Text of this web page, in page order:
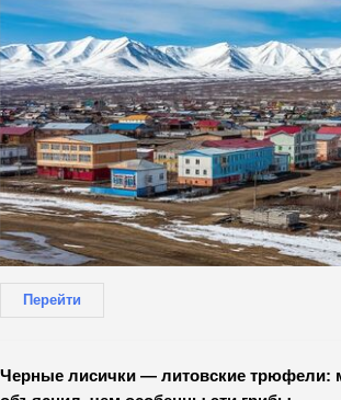
Перейти
Черные лисички — литовские трюфели: